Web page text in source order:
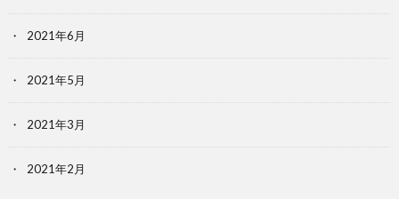
2021年6月
2021年5月
2021年3月
2021年2月